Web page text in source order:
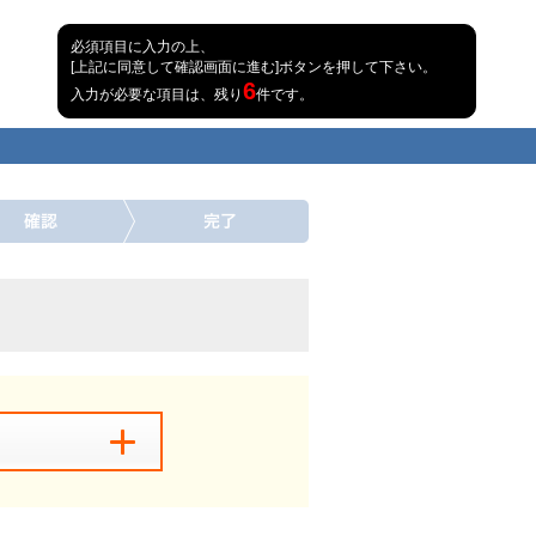
必須項目に入力の上、
[上記に同意して確認画面に進む]ボタンを押して下さい。
入力が必要な項目は、残り 6件です。